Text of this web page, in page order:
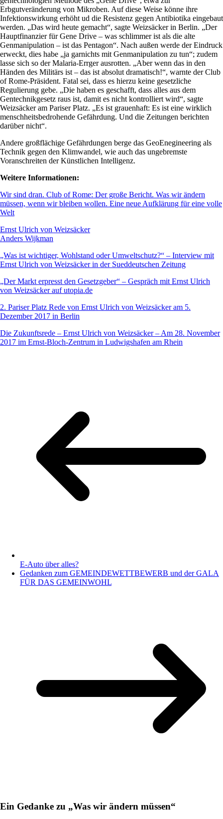
Erbgutveränderung von Mikroben. Auf diese Weise könne ihre
Infektionswirkung erhöht ud die Resistenz gegen Antibiotika eingebaut
werden. „Das wird heute gemacht“, sagte Weizsäcker in Berlin. „Der
Hauptfinanzier für Gene Drive – was schlimmer ist als die alte
Genmanipulation – ist das Pentagon“. Nach außen werde der Eindruck
erweckt, dies habe „ja garnichts mit Genmanipulation zu tun“; zudem
lasse sich so der Malaria-Errger ausrotten. „Aber wenn das in den
Händen des Militärs ist – das ist absolut dramatisch!“, warnte der Club
of Rome-Präsident. Fatal sei, dass es hierzu keine gesetzliche
Regulierung gebe. „Die haben es geschafft, dass alles aus dem
Gentechnikgesetz raus ist, damit es nicht kontrolliert wird“, sagte
Weizsäcker am Pariser Platz. „Es ist grauenhaft: Es ist eine wirklich
menschheitsbedrohende Gefährdung. Und die Zeitungen berichten
darüber nicht“.
Andere großflächige Gefährdungen berge das GeoEnegineering als
Technik gegen den Klimwandel, wie auch das ungebremste
Voranschreiten der Künstlichen Intelligenz.
Weitere Informationen:
Wir sind dran. Club of Rome: Der große Bericht. Was wir ändern
müssen, wenn wir bleiben wollen. Eine neue Aufklärung für eine volle
Welt
Ernst Ulrich von Weizsäcker
Anders Wijkman
„Was ist wichtiger, Wohlstand oder Umweltschutz?“ – Interview mit
Ernst Ulrich von Weizsäcker in der Sueddeutschen Zeitung
„Der Markt erpresst den Gesetzgeber“ – Gespräch mit Ernst Ulrich
von Weizsäcker auf utopia.de
2. Pariser Platz Rede von Ernst Ulrich von Weizsäcker am 5.
Dezember 2017 in Berlin
Die Zukunftsrede – Ernst Ulrich von Weizsäcker – Am 28. November
2017 im Ernst-Bloch-Zentrum in Ludwigshafen am Rhein
E-Auto über alles?
Gedanken zum GEMEINDEWETTBEWERB und der GALA
FÜR DAS GEMEINWOHL
Ein Gedanke zu „Was wir ändern müssen“